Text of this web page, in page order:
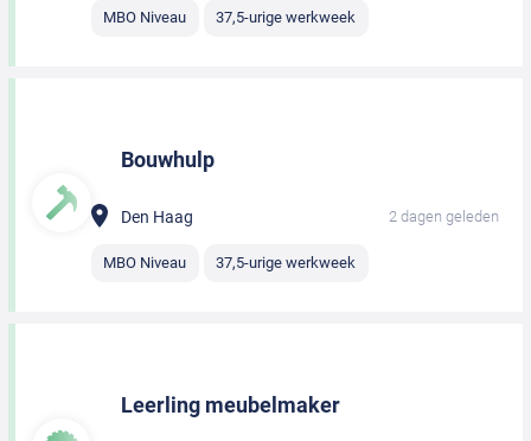
MBO Niveau 37,5-urige werkweek
Bouwhulp
Den Haag 2 dagen geleden
MBO Niveau 37,5-urige werkweek
Leerling meubelmaker